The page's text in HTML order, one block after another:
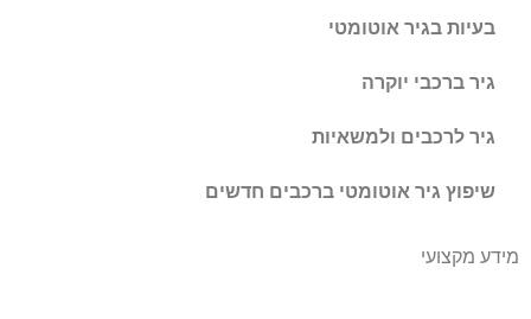
בעיות בגיר אוטומטי
גיר ברכבי יוקרה
גיר לרכבים ולמשאיות
שיפוץ גיר אוטומטי ברכבים חדשים
מידע מקצועי